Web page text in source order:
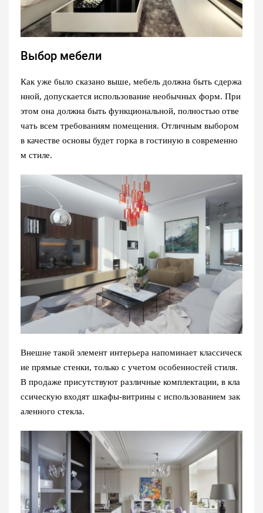
Выбор мебели
Как уже было сказано выше, мебель должна быть сдержа
нной, допускается использование необычных форм. При
этом она должна быть функциональной, полностью отве
чать всем требованиям помещения. Отличным выбором
в качестве основы будет горка в гостиную в современно
м стиле.
Внешне такой элемент интерьера напоминает классическ
ие прямые стенки, только с учетом особенностей стиля.
В продаже присутствуют различные комплектации, в кла
ссическую входят шкафы-витрины с использованием зак
аленного стекла.